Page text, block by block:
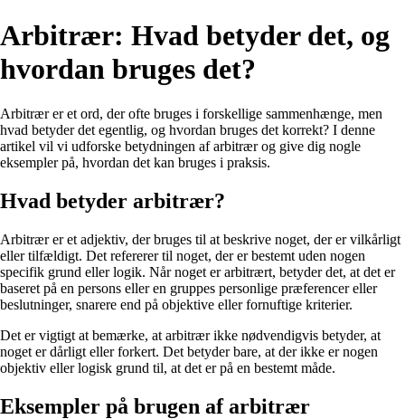
Arbitrær: Hvad betyder det, og
hvordan bruges det?
Arbitrær er et ord, der ofte bruges i forskellige sammenhænge, men
hvad betyder det egentlig, og hvordan bruges det korrekt? I denne
artikel vil vi udforske betydningen af arbitrær og give dig nogle
eksempler på, hvordan det kan bruges i praksis.
Hvad betyder arbitrær?
Arbitrær er et adjektiv, der bruges til at beskrive noget, der er vilkårligt
eller tilfældigt. Det refererer til noget, der er bestemt uden nogen
specifik grund eller logik. Når noget er arbitrært, betyder det, at det er
baseret på en persons eller en gruppes personlige præferencer eller
beslutninger, snarere end på objektive eller fornuftige kriterier.
Det er vigtigt at bemærke, at arbitrær ikke nødvendigvis betyder, at
noget er dårligt eller forkert. Det betyder bare, at der ikke er nogen
objektiv eller logisk grund til, at det er på en bestemt måde.
Eksempler på brugen af arbitrær